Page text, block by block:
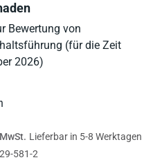
Bewertung von
(für die Zeit
2026)
Lieferbar in 5-8 Werktagen
581-2